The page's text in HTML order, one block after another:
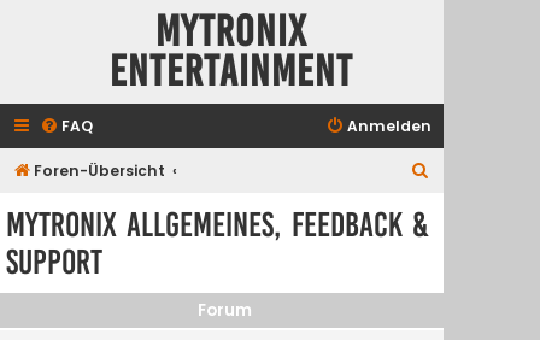
Mytronix
Entertainment
FAQ Anmelden
Foren-Übersicht
e
Mytronix Allgemeines, Feedback &
Support
Forum